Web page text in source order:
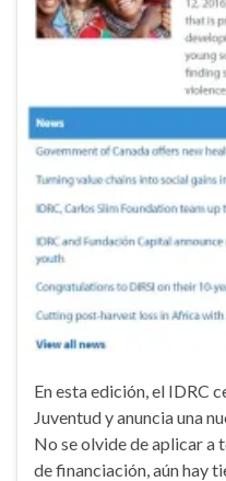
En esta edición, el IDRC
Juventud y anuncia una
No se olvide de aplicar a
de financiación, aún hay